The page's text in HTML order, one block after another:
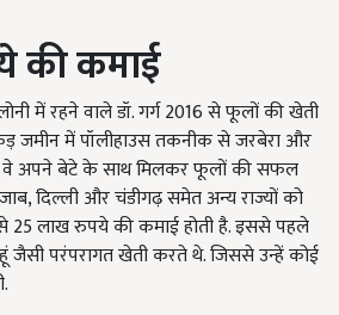
कीकमाई
में रहने वाले डॉ. गर्ग 2016 से फूलों की खेती
जमीन में पॉलीहाउस तकनीक से जरबेरा और
अपने बेटे के साथ मिलकर फूलों की सफल
दिल्ली और चंडीगढ़ समेत अन्य राज्यों को
25 लाख रुपये की कमाई होती है. इससे पहले
जैसी परंपरागत खेती करते थे. जिससे उन्हें कोई